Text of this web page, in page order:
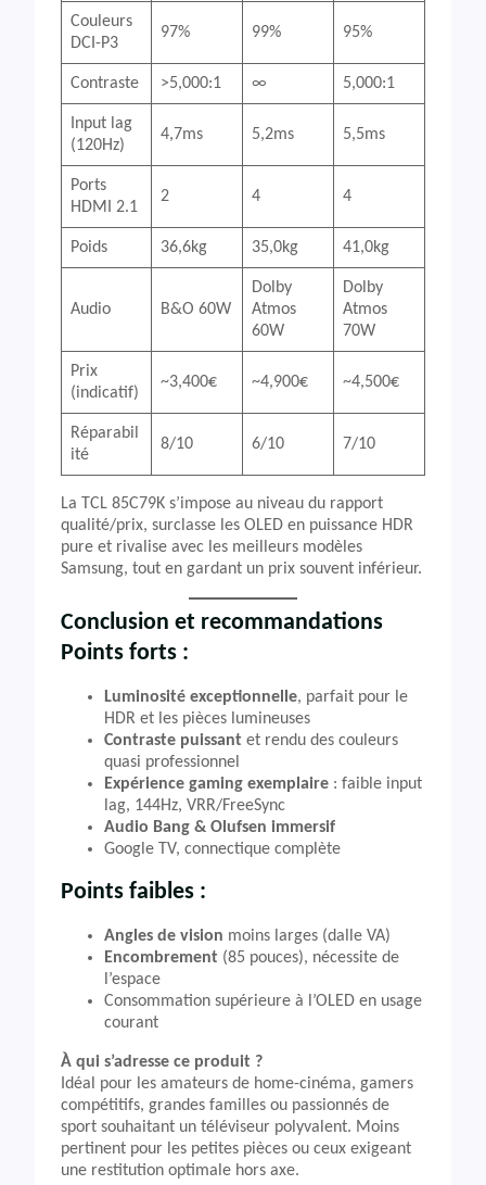
Couleurs
DCI-P3
97% 99% 95%
Contraste >5,000:1 ∞ 5,000:1
Input lag
(120Hz)
4,7ms 5,2ms 5,5ms
Ports
HDMI 2.1
2 4 4
Poids 36,6kg 35,0kg 41,0kg
Audio B&O 60W
Dolby
Atmos
60W
Dolby
Atmos
70W
Prix
(indicatif)
~3,400€ ~4,900€ ~4,500€
Réparabil
ité
8/10 6/10 7/10
La TCL 85C79K s’impose au niveau du rapport
qualité/prix, surclasse les OLED en puissance HDR
pure et rivalise avec les meilleurs modèles
Samsung, tout en gardant un prix souvent inférieur.
Conclusion et recommandations
Points forts :
Luminosité exceptionnelle, parfait pour le
HDR et les pièces lumineuses
Contraste puissant et rendu des couleurs
quasi professionnel
Expérience gaming exemplaire : faible input
lag, 144Hz, VRR/FreeSync
Audio Bang & Olufsen immersif
Google TV, connectique complète
Points faibles :
Angles de vision moins larges (dalle VA)
Encombrement (85 pouces), nécessite de
l’espace
Consommation supérieure à l’OLED en usage
courant
À qui s’adresse ce produit ?
Idéal pour les amateurs de home-cinéma, gamers
compétitifs, grandes familles ou passionnés de
sport souhaitant un téléviseur polyvalent. Moins
pertinent pour les petites pièces ou ceux exigeant
une restitution optimale hors axe.